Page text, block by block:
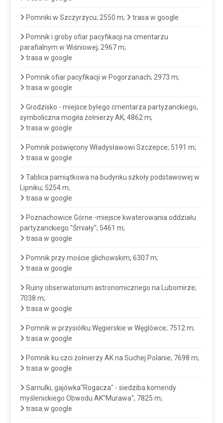
Pomniki w Szczyrzycu; 2550 m; trasa w google
Pomnik i groby ofiar pacyfikacji na cmentarzu
parafialnym w Wiśniowej; 2967 m;
trasa w google
Pomnik ofiar pacyfikacji w Pogorzanach; 2973 m;
trasa w google
Grodzisko - miejsce byłego cmentarza partyzanckiego,
symboliczna mogiła żołnierzy AK; 4862 m;
trasa w google
Pomnik poświęcony Władysławowi Szczepce; 5191 m;
trasa w google
Tablica pamiątkowa na budynku szkoły podstawowej w
Lipniku; 5254 m;
trasa w google
Poznachowice Górne -miejsce kwaterowania oddziału
partyzanckiego "Śmiały"; 5461 m;
trasa w google
Pomnik przy moście glichowskim; 6307 m;
trasa w google
Ruiny obserwatorium astronomicznego na Lubomirze;
7038 m;
trasa w google
Pomnik w przysiółku Węgierskie w Węglówce; 7512 m;
trasa w google
Pomnik ku czci żołnierzy AK na Suchej Polanie; 7698 m;
trasa w google
Sarnulki, gajówka"Rogacza" - siedziba komendy
myślenickiego Obwodu AK"Murawa"; 7825 m;
trasa w google